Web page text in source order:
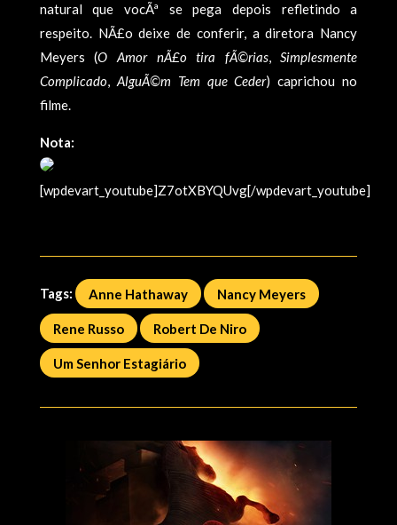
natural que vocÃª se pega depois refletindo a
respeito. NÃ£o deixe de conferir, a diretora Nancy
Meyers (O Amor nÃ£o tira fÃ©rias,Simplesmente
Complicado, AlguÃ©m Tem que Ceder) caprichou no
filme.
Nota:
[wpdevart_youtube]Z7otXBYQUvg[/wpdevart_youtube]
Tags: Anne Hathaway Nancy Meyers
Rene Russo Robert De Niro
Um Senhor Estagiário